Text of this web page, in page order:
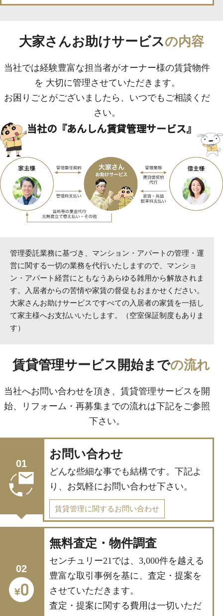
大家さんお助けサービスの内容
当社では経験豊富な担当者がオーナー様の賃貸物件
を 大切に管理させていただきます。
お困りごとがございましたら、いつでもご相談くだ
さい。
当社の『あんしん賃貸管理サービス』
管理委託業務に基づき、マンション・アパートの管理・運
営に関する一切の業務を代行いたしますので、マンショ
ン・アパート経営にともなうあらゆる雑用から解放されま
す。入居者からの苦情や家賃の督促もおまかせください。
大家さんお助けサービスですべての入居者の家賃を一括し
て家主様へお支払いいたします。（空室保証制度もありま
す）
賃貸管理サービス開始までの流れ
当社へお問い合わせを頂き、賃貸管理サービスを開
始、
リフォーム・再募集までの流れは下記をご参照
下さい。
01
お問い合わせ
どんな些細な事でも結構です。下記よ
り、お気軽にお問い合わせ下さい。
賃貸管理に関するお問い合わせ
02
無料査定・物件調査
センチュリー21では、3,000件を越える
豊富な取引事例を基に、査定・提案を
させていただきます。
査定・提案に関する費用は一切いただ